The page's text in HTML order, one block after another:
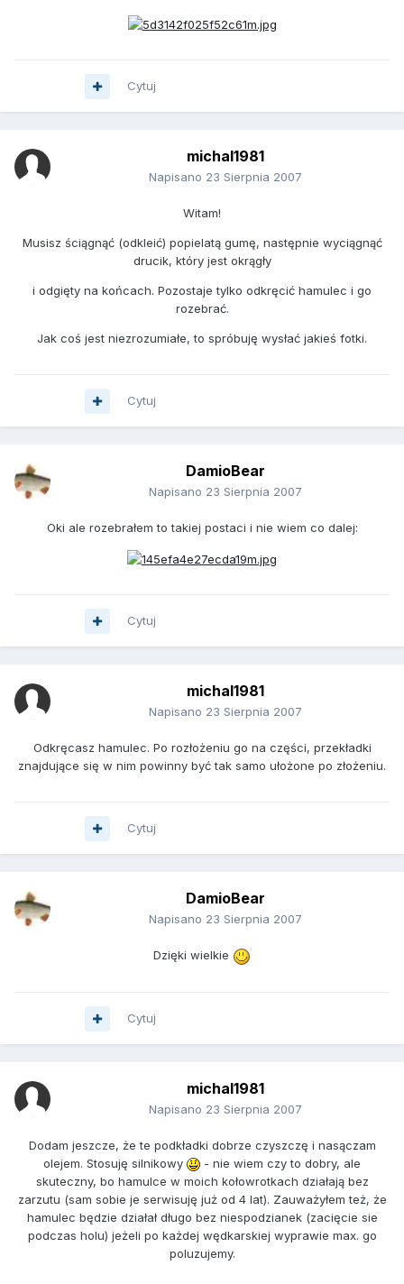
Cytuj
michal1981
Napisano 23 Sierpnia 2007
Witam!
Musisz ściągnąć (odkleić) popielatą gumę, następnie wyciągnąć
drucik, który jest okrągły
i odgięty na końcach. Pozostaje tylko odkręcić hamulec i go
rozebrać.
Jak coś jest niezrozumiałe, to spróbuję wysłać jakieś fotki.
Cytuj
DamioBear
Napisano 23 Sierpnia 2007
Oki ale rozebrałem to takiej postaci i nie wiem co dalej:
Cytuj
michal1981
Napisano 23 Sierpnia 2007
Odkręcasz hamulec. Po rozłożeniu go na części, przekładki
znajdujące się w nim powinny być tak samo ułożone po złożeniu.
Cytuj
DamioBear
Napisano 23 Sierpnia 2007
Dzięki wielkie
Cytuj
michal1981
Napisano 23 Sierpnia 2007
Dodam jeszcze, że te podkładki dobrze czyszczę i nasączam
olejem. Stosuję silnikowy
- nie wiem czy to dobry, ale
skuteczny, bo hamulce w moich kołowrotkach działają bez
zarzutu (sam sobie je serwisuję już od 4 lat). Zauważyłem też, że
hamulec będzie działał długo bez niespodzianek (zacięcie sie
podczas holu) jeżeli po każdej wędkarskiej wyprawie max. go
poluzujemy.